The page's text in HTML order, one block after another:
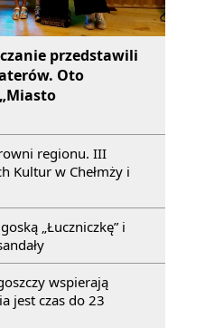
przedstawili
Oto
regionu. III
Kultur w Chełmży i
„Łuczniczkę” i
wspierają
jest czas do 23